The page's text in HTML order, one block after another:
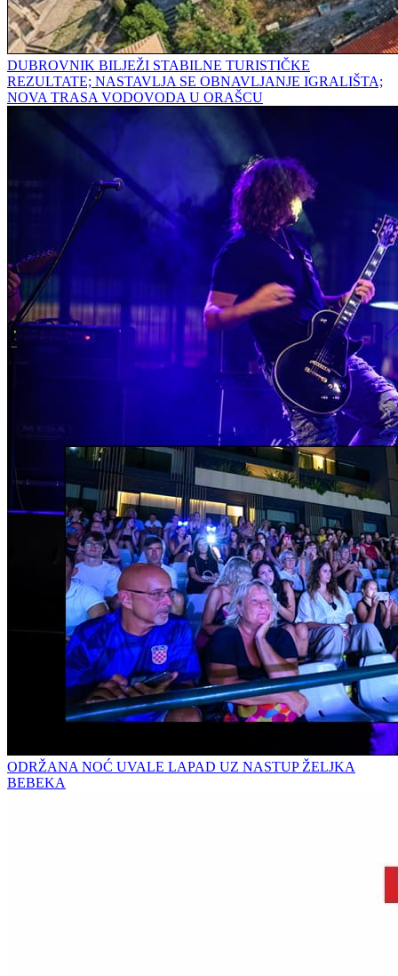
DUBROVNIK BILJEŽI STABILNE TURISTIČKE
REZULTATE; NASTAVLJA SE OBNAVLJANJE IGRALIŠTA;
NOVA TRASA VODOVODA U ORAŠCU
ODRŽANA NOĆ UVALE LAPAD UZ NASTUP ŽELJKA
BEBEKA